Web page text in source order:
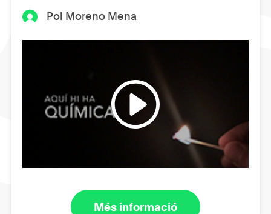
Pol Moreno Mena
Més informació